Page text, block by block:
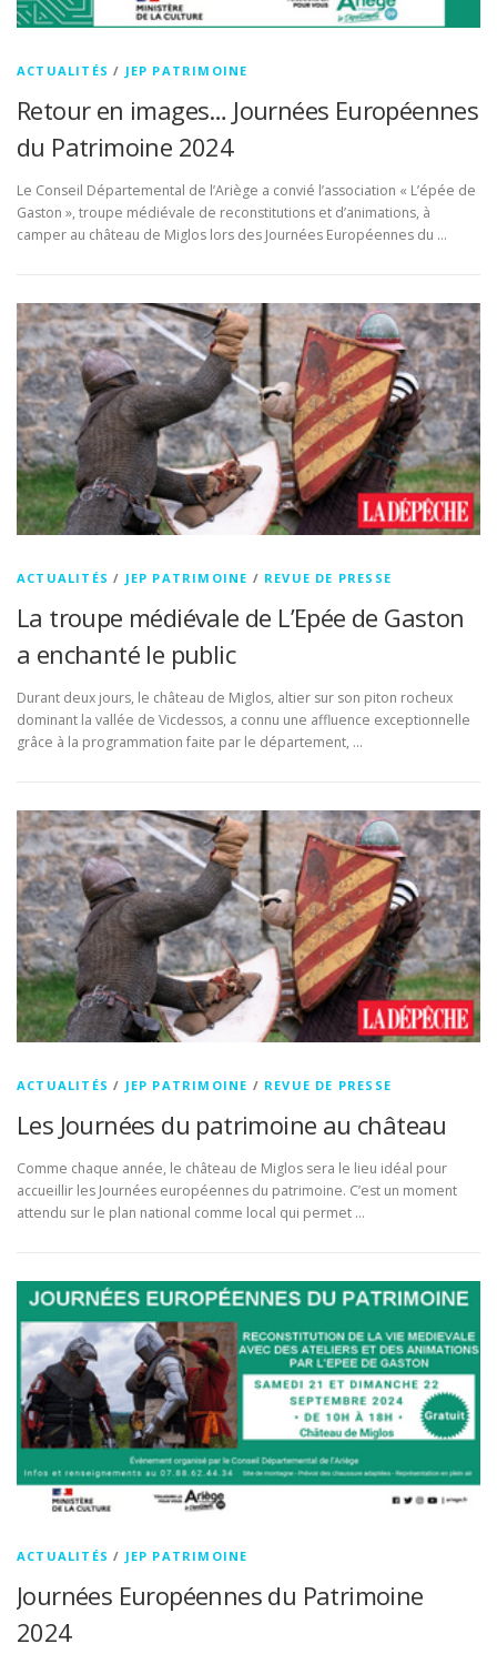
ACTUALITÉS / JEP PATRIMOINE
Retour en images… Journées Européennes
du Patrimoine 2024
Le Conseil Départemental de l’Ariège a convié l’association « L’épée de
Gaston », troupe médiévale de reconstitutions et d’animations, à
camper au château de Miglos lors des Journées Européennes du …
ACTUALITÉS / JEP PATRIMOINE / REVUE DE PRESSE
La troupe médiévale de L’Epée de Gaston
a enchanté le public
Durant deux jours, le château de Miglos, altier sur son piton rocheux
dominant la vallée de Vicdessos, a connu une affluence exceptionnelle
grâce à la programmation faite par le département, …
ACTUALITÉS / JEP PATRIMOINE / REVUE DE PRESSE
Les Journées du patrimoine au château
Comme chaque année, le château de Miglos sera le lieu idéal pour
accueillir les Journées européennes du patrimoine. C’est un moment
attendu sur le plan national comme local qui permet …
ACTUALITÉS / JEP PATRIMOINE
Journées Européennes du Patrimoine
2024